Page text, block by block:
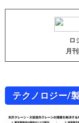
ロ
月
テクノロジー/